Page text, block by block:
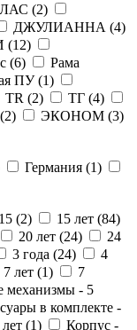
(2)
ДЖУЛИАННА (4)
(12)
(6)
Рама
ПУ (1)
ТR (2) ТГ (4)
2) ЭКОНОМ (3)
Германия (1)
15 (2) 15 лет (84)
20 лет (24)
24
3 года (24)
4
7 лет (1)
7
механизмы - 5
в комплекте -
(1) Корпус -